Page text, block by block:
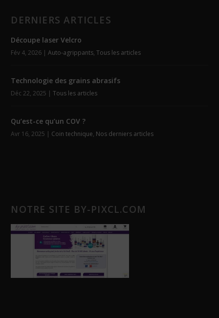
DERNIERS ARTICLES
Découpe laser Velcro
Fév 4, 2026 |Auto-agrippants,Tous les articles
Technologie des grains abrasifs
Déc 22, 2025 |Tous les articles
Qu’est-ce qu’un COV ?
Avr 16, 2025 | Coin technique, Nos derniers articles
NOTRE SITE BY-PIXCL.COM